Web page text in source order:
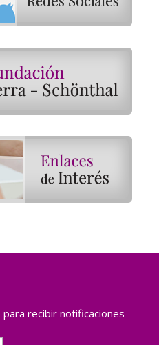
recibir notificaciones